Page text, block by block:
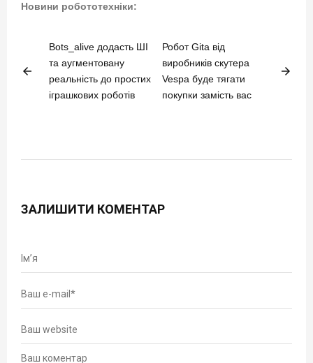
Новини робототехніки:
arrow_back
Bots_alive додасть ШІ
та аугментовану
реальність до простих
іграшкових роботів
Робот Gita від
виробників скутера
Vespa буде тягати
покупки замість вас
arrow_forward
ЗАЛИШИТИ КОМЕНТАР